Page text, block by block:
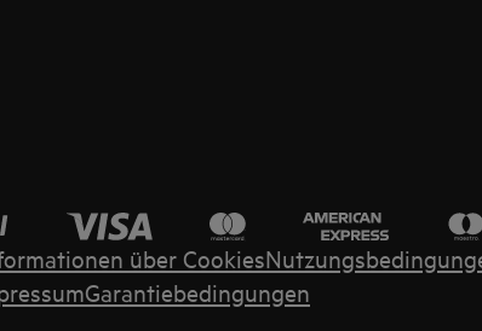
über Cookies
Garantiebedingungen